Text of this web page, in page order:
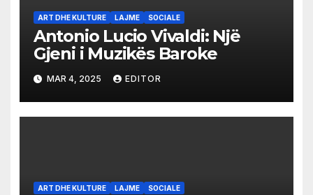
ART DHE KULTURE LAJME SOCIALE
Antonio Lucio Vivaldi: Një
Gjeni i Muzikës Baroke
MAR 4, 2025 EDITOR
ART DHE KULTURE LAJME SOCIALE